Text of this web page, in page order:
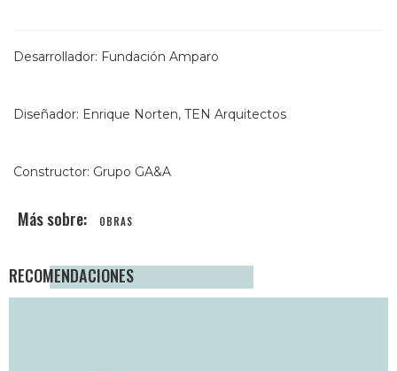
Desarrollador: Fundación Amparo
Diseñador: Enrique Norten, TEN Arquitectos
Constructor: Grupo GA&A
OBRAS
RECOMENDACIONES